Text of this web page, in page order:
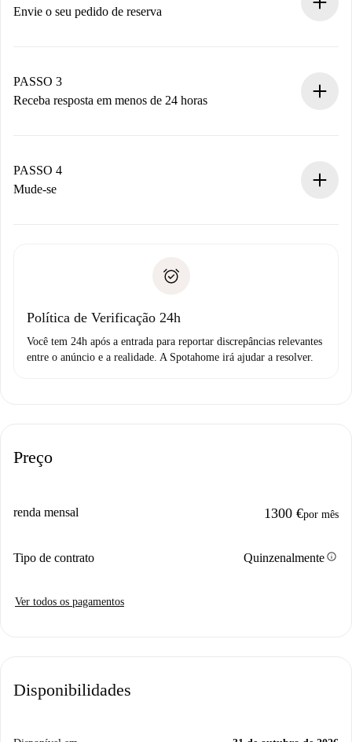
antecipadamente.
Envie o seu pedido de reserva
Não cobramos nada até que o proprietário confirme.
PASSO 3
Receba resposta em menos de 24 horas
proprietário.
Se recusada: não cobraremos nada e ofereceremos
Débito direto bancário
PASSO 4
Mude-se
não comunicar nenhum problema.
Política de Verificação 24h
Você tem 24h após a entrada para reportar discrepâncias relevantes
entre o anúncio e a realidade. A Spotahome irá ajudar a resolver.
Preço
renda mensal 1300 €por mês
Tipo de contrato Quinzenalmenteinfo
Ver todos os pagamentos
Disponibilidades